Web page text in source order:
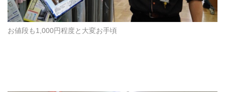
お値段も1,000円程度と大変お手頃